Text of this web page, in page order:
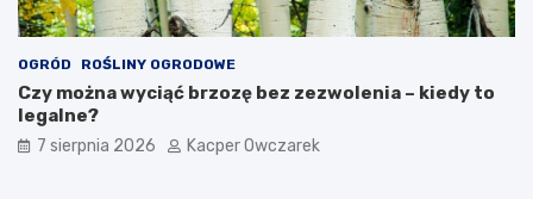
OGRÓD ROŚLINY OGRODOWE
Czy można wyciąć brzozę bez zezwolenia – kiedy to
legalne?
7 sierpnia 2026 Kacper Owczarek